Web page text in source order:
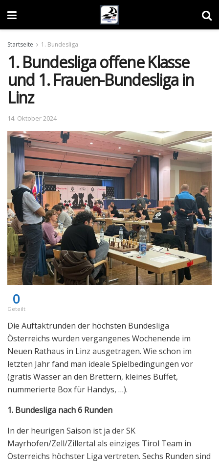
Startseite 1. Bundesliga
1. Bundesliga offene Klasse
und 1. Frauen-Bundesliga in
Linz
14. Oktober 2024
0
Geteilt
Die Auftaktrunden der höchsten Bundesliga
Österreichs wurden vergangenes Wochenende im
Neuen Rathaus in Linz ausgetragen. Wie schon im
letzten Jahr fand man ideale Spielbedingungen vor
(gratis Wasser an den Brettern, kleines Buffet,
nummerierte Box für Handys, …).
1. Bundesliga nach 6 Runden
In der heurigen Saison ist ja der SK
Mayrhofen/Zell/Zillertal als einziges Tirol Team in
Österreichs höchster Liga vertreten. Sechs Runden sind